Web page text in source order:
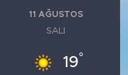
11 AĞUSTOS
SALI
19°